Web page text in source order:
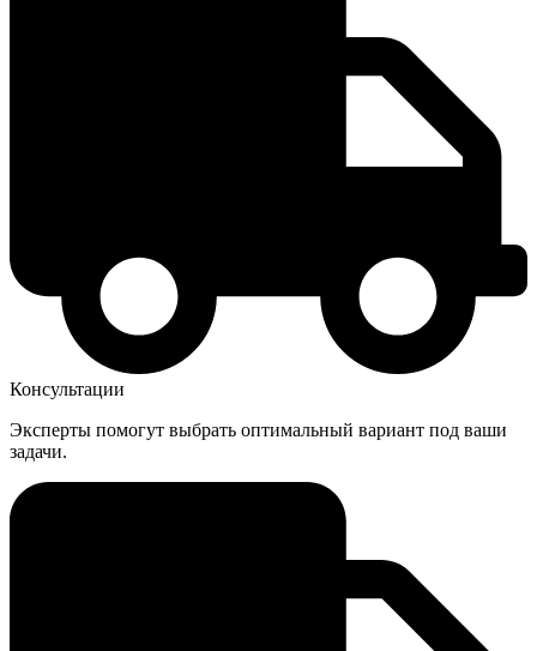
Консультации
Эксперты помогут выбрать оптимальный вариант под ваши
задачи.